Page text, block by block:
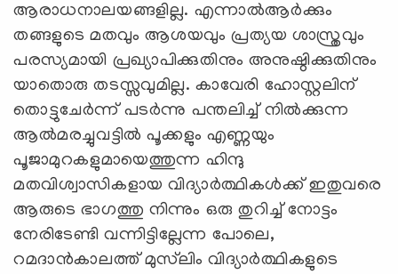
ആരാധനാലയങ്ങളില്ല. എന്നാല്‍ആര്‍ക്കും
തങ്ങളുടെ മതവും ആശയവും പ്രത്യയ ശാസ്ത്രവും
പരസ്യമായി പ്രഖ്യാപിക്കുതിനും അനുഷ്ഠിക്കുതിനും
യാതൊരു തടസ്സവുമില്ല. കാവേരി ഹോസ്റ്റലിന്
തൊട്ടുചേര്‍ന്ന് പടര്‍ന്നു പന്തലിച്ച് നില്‍ക്കുന്ന
ആല്‍മരച്ചുവട്ടില്‍ പൂക്കളും എണ്ണയും
പൂജാമുറകളുമായെത്തുന്ന ഹിന്ദു
മതവിശ്വാസികളായ വിദ്യാര്‍ത്ഥികള്‍ക്ക് ഇതുവരെ
ആരുടെ ഭാഗത്തു നിന്നും ഒരു തുറിച്ച് നോട്ടം
നേരിടേണ്ടി വന്നിട്ടില്ലേന്ന പോലെ,
റമദാന്‍കാലത്ത് മുസ്‌ലിം വിദ്യാര്‍ത്ഥികളുടെ